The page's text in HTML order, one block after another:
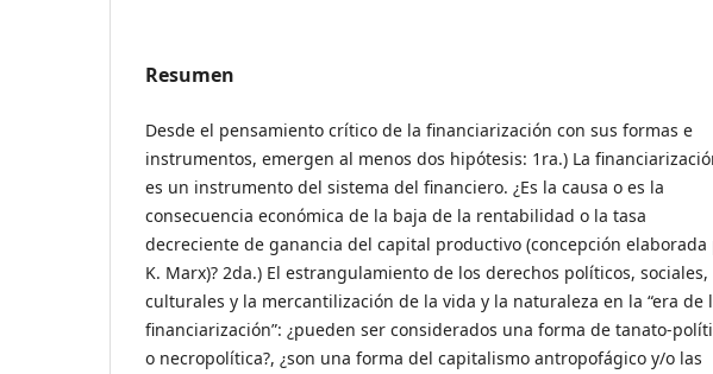
Resumen
Desde el pensamiento crítico de la financiarización con sus formas e
instrumentos, emergen al menos dos hipótesis: 1ra.) La
es un instrumento del sistema del financiero. ¿Es la causa o es la
consecuencia económica de la baja de la rentabilidad o la tasa
decreciente de ganancia del capital productivo (concepción elaborada
K. Marx)? 2da.) El estrangulamiento de los derechos políticos, sociales,
culturales y la mercantilización de la vida y la naturaleza en la “era de
financiarización”: ¿pueden ser considerados una forma de tanato-
o necropolítica?, ¿son una forma del capitalismo antropofágico y/o las